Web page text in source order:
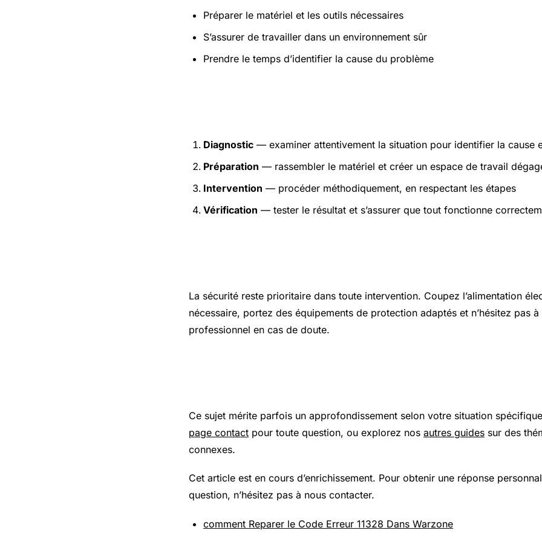
Préparer le matériel et les outils nécessaires
S’assurer de travailler dans un environnement sûr
Prendre le temps d’identifier la cause du problème
Diagnostic — examiner attentivement la situation pour identifier la cause
Préparation — rassembler le matériel et créer un espace de travail
Intervention — procéder méthodiquement, en respectant les étapes
Vérification — tester le résultat et s’assurer que tout fonctionne
La sécurité reste prioritaire dans toute intervention. Coupez l’alimentation
nécessaire, portez des équipements de protection adaptés et n’hésitez pas
professionnel en cas de doute.
Ce sujet mérite parfois un approfondissement selon votre situation
page contact pour toute question, ou explorez nos autres guides sur des
connexes.
Cet article est en cours d’enrichissement. Pour obtenir une réponse
question, n’hésitez pas à nous contacter.
comment Reparer le Code Erreur 11328 Dans Warzone